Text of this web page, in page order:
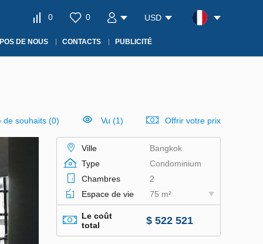
0 0 USD
DE NOUS CONTACTS PUBLICITÉ
de souhaits (0) Vu (1) Offrir votre prix
Ville
Bangkok
Type
Condominium
Chambres
2
Espace de vie
75 m²
Le coût
total
$ 522 521